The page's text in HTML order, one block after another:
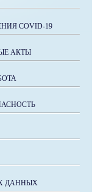
COVID-19
АКТЫ
ДАННЫХ